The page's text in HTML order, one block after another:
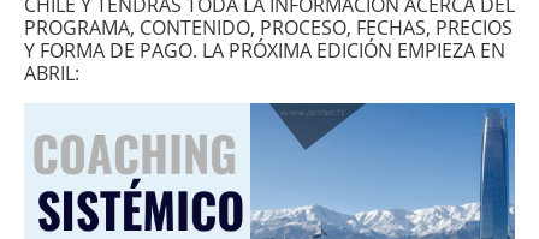
PROGRAMA, CONTENIDO, PROCESO, FECHAS, PRECIOS
Y FORMA DE PAGO. LA PRÓXIMA EDICIÓN EMPIEZA EN
ABRIL: